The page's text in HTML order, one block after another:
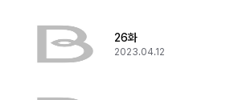
26화
2023.04.12